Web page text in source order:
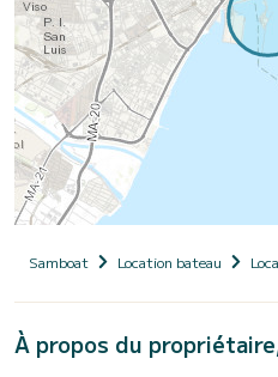
Samboat Location bateau
À propos du